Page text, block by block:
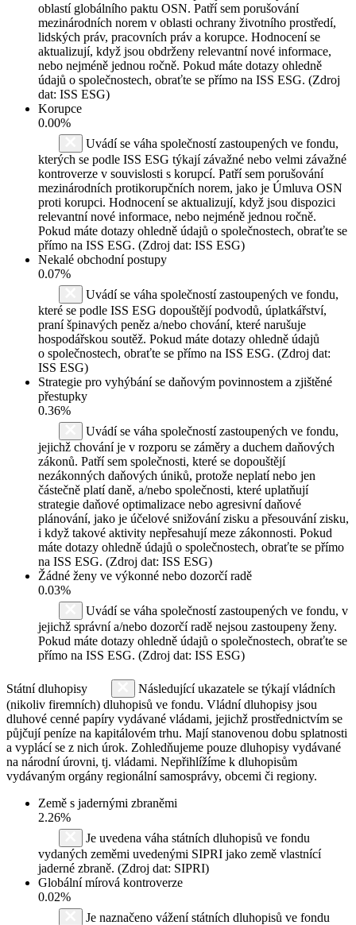
oblastí globálního paktu OSN. Patří sem porušování
mezinárodních norem v oblasti ochrany životního prostředí,
lidských práv, pracovních práv a korupce. Hodnocení se
aktualizují, když jsou obdrženy relevantní nové informace,
nebo nejméně jednou ročně. Pokud máte dotazy ohledně
údajů o společnostech, obraťte se přímo na ISS ESG. (Zdroj
dat: ISS ESG)
Korupce
0.00%
Uvádí se váha společností zastoupených ve fondu,
kterých se podle ISS ESG týkají závažné nebo velmi závažné
kontroverze v souvislosti s korupcí. Patří sem porušování
mezinárodních protikorupčních norem, jako je Úmluva OSN
proti korupci. Hodnocení se aktualizují, když jsou dispozici
relevantní nové informace, nebo nejméně jednou ročně.
Pokud máte dotazy ohledně údajů o společnostech, obraťte se
přímo na ISS ESG. (Zdroj dat: ISS ESG)
Nekalé obchodní postupy
0.07%
Uvádí se váha společností zastoupených ve fondu,
které se podle ISS ESG dopouštějí podvodů, úplatkářství,
praní špinavých peněz a/nebo chování, které narušuje
hospodářskou soutěž. Pokud máte dotazy ohledně údajů
o společnostech, obraťte se přímo na ISS ESG. (Zdroj dat:
ISS ESG)
Strategie pro vyhýbání se daňovým povinnostem a zjištěné
přestupky
0.36%
Uvádí se váha společností zastoupených ve fondu,
jejichž chování je v rozporu se záměry a duchem daňových
zákonů. Patří sem společnosti, které se dopouštějí
nezákonných daňových úniků, protože neplatí nebo jen
částečně platí daně, a/nebo společnosti, které uplatňují
strategie daňové optimalizace nebo agresivní daňové
plánování, jako je účelové snižování zisku a přesouvání zisku,
i když takové aktivity nepřesahují meze zákonnosti. Pokud
máte dotazy ohledně údajů o společnostech, obraťte se přímo
na ISS ESG. (Zdroj dat: ISS ESG)
Žádné ženy ve výkonné nebo dozorčí radě
0.03%
Uvádí se váha společností zastoupených ve fondu, v
jejichž správní a/nebo dozorčí radě nejsou zastoupeny ženy.
Pokud máte dotazy ohledně údajů o společnostech, obraťte se
přímo na ISS ESG. (Zdroj dat: ISS ESG)
Státní dluhopisy
Následující ukazatele se týkají vládních
(nikoliv firemních) dluhopisů ve fondu. Vládní dluhopisy jsou
dluhové cenné papíry vydávané vládami, jejichž prostřednictvím se
půjčují peníze na kapitálovém trhu. Mají stanovenou dobu splatnosti
a vyplácí se z nich úrok. Zohledňujeme pouze dluhopisy vydávané
na národní úrovni, tj. vládami. Nepřihlížíme k dluhopisům
vydávaným orgány regionální samosprávy, obcemi či regiony.
Země s jadernými zbraněmi
2.26%
Je uvedena váha státních dluhopisů ve fondu
vydaných zeměmi uvedenými SIPRI jako země vlastnící
jaderné zbraně. (Zdroj dat: SIPRI)
Globální mírová kontroverze
0.02%
Je naznačeno vážení státních dluhopisů ve fondu